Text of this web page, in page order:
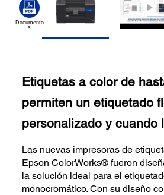
Etiquetas a color de
permiten un etiquetado
personalizado y cuando
Las nuevas impresoras de
Epson ColorWorks® fueron
la solución ideal para el
monocromático. Con su diseño